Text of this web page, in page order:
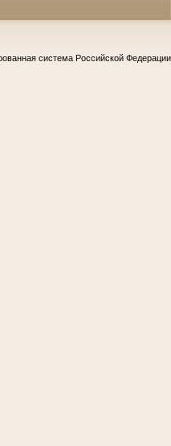
система Российской